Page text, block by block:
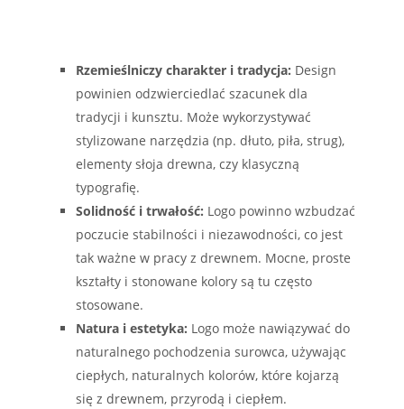
Rzemieślniczy charakter i tradycja: Design
powinien odzwierciedlać szacunek dla
tradycji i kunsztu. Może wykorzystywać
stylizowane narzędzia (np. dłuto, piła, strug),
elementy słoja drewna, czy klasyczną
typografię.
Solidność i trwałość: Logo powinno wzbudzać
poczucie stabilności i niezawodności, co jest
tak ważne w pracy z drewnem. Mocne, proste
kształty i stonowane kolory są tu często
stosowane.
Natura i estetyka: Logo może nawiązywać do
naturalnego pochodzenia surowca, używając
ciepłych, naturalnych kolorów, które kojarzą
się z drewnem, przyrodą i ciepłem.